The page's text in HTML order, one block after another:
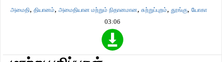
அமைதி, தியானம், அமைதியான மற்றும் நிதானமான, சுற்றுப்புறம், தூங்கு, யோகா
03:06